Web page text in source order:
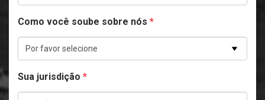
Como você soube sobre nós *
Sua jurisdição *